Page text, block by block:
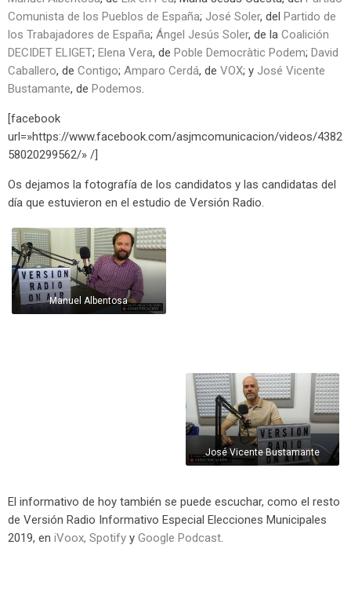
Comunista de los Pueblos de España; José Soler, del Partido de
los Trabajadores de España; Ángel Jesús Soler, de la Coalición
DECIDET ELIGET; Elena Vera, de Poble Democràtic Podem; David
Caballero, de Contigo; Amparo Cerdá, de VOX; y José Vicente
Bustamante, de Podemos
[facebook
url=»https://www.facebook.com/asjmcomunicacion/videos/4382
58020299562/» /]
Os dejamos la fotografía de los candidatos y las candidatas del
día que estuvieron en el estudio de Versión Radio.
Manuel Albentosa
José Vicente Bustamante
El informativo de hoy también se puede escuchar, como el resto
de Versión Radio Informativo Especial Elecciones Municipales
2019, en iVoox, Spotify y Google Podcast.